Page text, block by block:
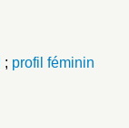
; profil féminin